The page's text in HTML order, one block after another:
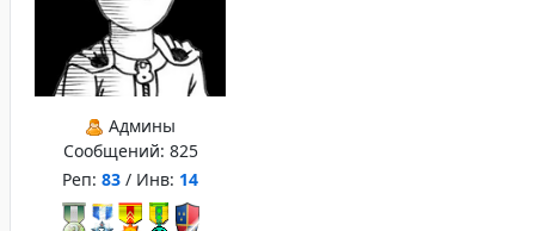
Админы
Сообщений: 825
Реп: 83 / Инв: 14